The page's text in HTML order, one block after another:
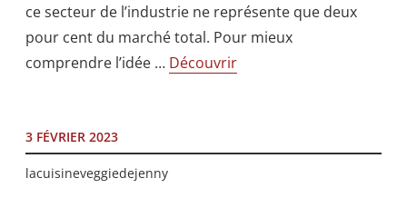
ce secteur de l’industrie ne représente que deux
pour cent du marché total. Pour mieux
comprendre l’idée … Découvrir
3 FÉVRIER 2023
lacuisineveggiedejenny